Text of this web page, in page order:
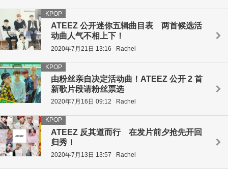
ATEEZ 公开迷你五辑曲目表 两首候选活
动曲人气不相上下！
KPOP
2020年7月21日 13:16 Rachel
由粉丝亲自决定活动曲！ATEEZ 公开 2 首
新歌片段请粉丝票选
KPOP
2020年7月16日 09:12 Rachel
ATEEZ 反其道而行 在发片前夕抢先开回
归秀！
KPOP
2020年7月13日 13:57 Rachel